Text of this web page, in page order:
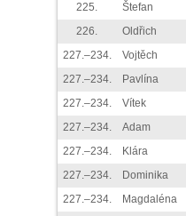
225.
Štefan
226.
Oldřich
227.–234.
Vojtěch
227.–234.
Pavlína
227.–234.
Vítek
227.–234.
Adam
227.–234.
Klára
227.–234.
Dominika
227.–234.
Magdaléna